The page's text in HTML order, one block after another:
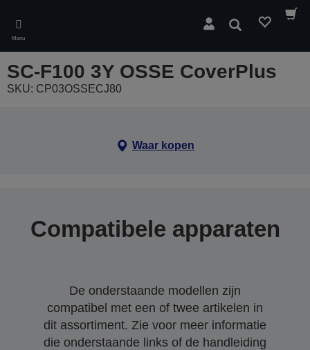
main
content
Menu
Zoeken
SC-F100 3Y OSSE CoverPlus
SKU: CP03OSSECJ80
Waar kopen
Compatibele apparaten
De onderstaande modellen zijn
compatibel met een of twee artikelen in
dit assortiment. Zie voor meer informatie
die onderstaande links of de handleiding